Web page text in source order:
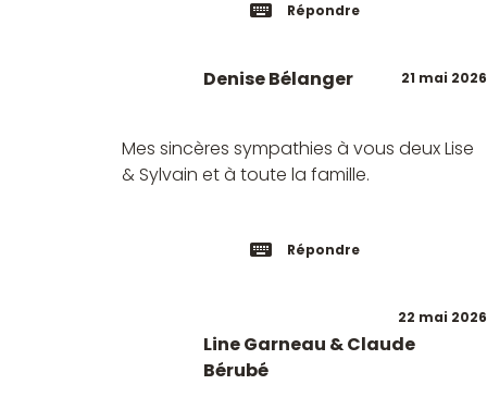
Répondre
21 mai 2026
Denise Bélanger
Mes sincères sympathies à vous deux Lise
& Sylvain et à toute la famille.
Répondre
22 mai 2026
Line Garneau & Claude
Bérubé